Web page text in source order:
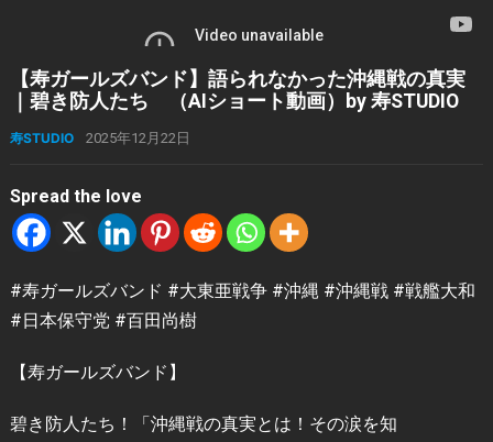
【寿ガールズバンド】語られなかった沖縄戦の真実
｜碧き防人たち （AIショート動画）by 寿STUDIO
寿STUDIO 2025年12月22日
Spread the love
#寿ガールズバンド #大東亜戦争 #沖縄 #沖縄戦 #戦艦大和
#日本保守党 #百田尚樹
【寿ガールズバンド】
碧き防人たち！「沖縄戦の真実とは！その涙を知